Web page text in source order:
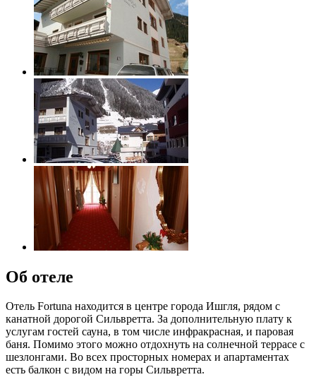
Об отеле
Отель Fortuna находится в центре города Ишгля, рядом с
канатной дорогой Сильвретта. За дополнительную плату к
услугам гостей сауна, в том числе инфракрасная, и паровая
баня. Помимо этого можно отдохнуть на солнечной террасе с
шезлонгами. Во всех просторных номерах и апартаментах
есть балкон с видом на горы Сильвретта.